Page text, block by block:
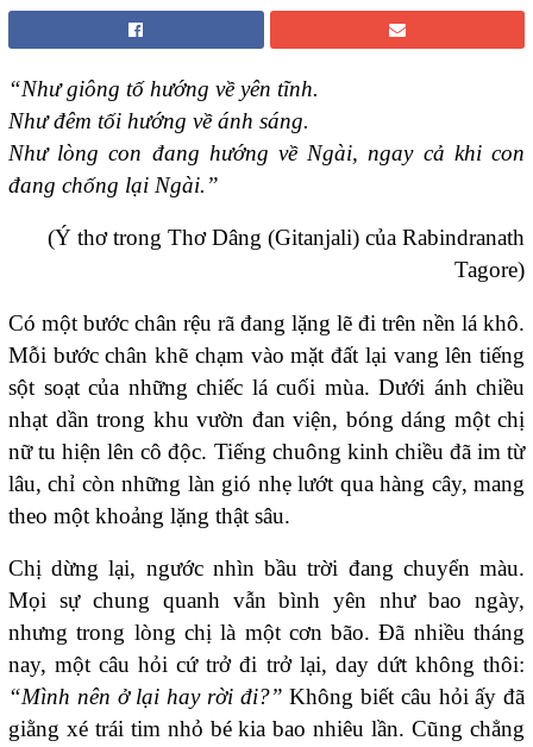
“Như giông tố hướng về yên tĩnh.
Như đêm tối hướng về ánh sáng.
Như lòng con đang hướng về Ngài, ngay cả khi con
đang chống lại Ngài.”
(Ý thơ trong Thơ Dâng (Gitanjali) của Rabindranath
Tagore)
Có một bước chân rệu rã đang lặng lẽ đi trên nền lá khô.
Mỗi bước chân khẽ chạm vào mặt đất lại vang lên tiếng
sột soạt của những chiếc lá cuối mùa. Dưới ánh chiều
nhạt dần trong khu vườn đan viện, bóng dáng một chị
nữ tu hiện lên cô độc. Tiếng chuông kinh chiều đã im từ
lâu, chỉ còn những làn gió nhẹ lướt qua hàng cây, mang
theo một khoảng lặng thật sâu.
Chị dừng lại, ngước nhìn bầu trời đang chuyển màu.
Mọi sự chung quanh vẫn bình yên như bao ngày,
nhưng trong lòng chị là một cơn bão. Đã nhiều tháng
nay, một câu hỏi cứ trở đi trở lại, day dứt không thôi:
“Mình nên ở lại hay rời đi?” Không biết câu hỏi ấy đã
giằng xé trái tim nhỏ bé kia bao nhiêu lần. Cũng chẳng